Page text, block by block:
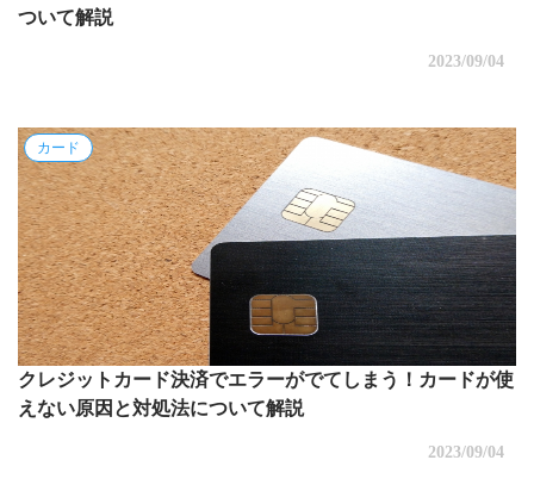
ついて解説
2023/09/04
カード
クレジットカード決済でエラーがでてしまう！カードが使
えない原因と対処法について解説
2023/09/04